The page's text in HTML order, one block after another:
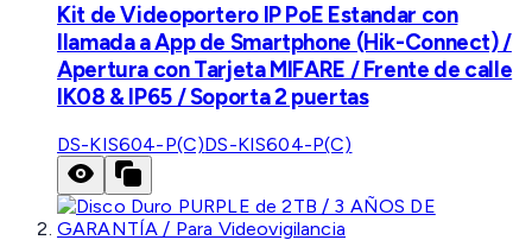
Kit de Videoportero IP PoE Estandar con
llamada a App de Smartphone (Hik-Connect) /
Apertura con Tarjeta MIFARE / Frente de calle
IK08 & IP65 / Soporta 2 puertas
DS-KIS604-P(C)DS-KIS604-P(C)